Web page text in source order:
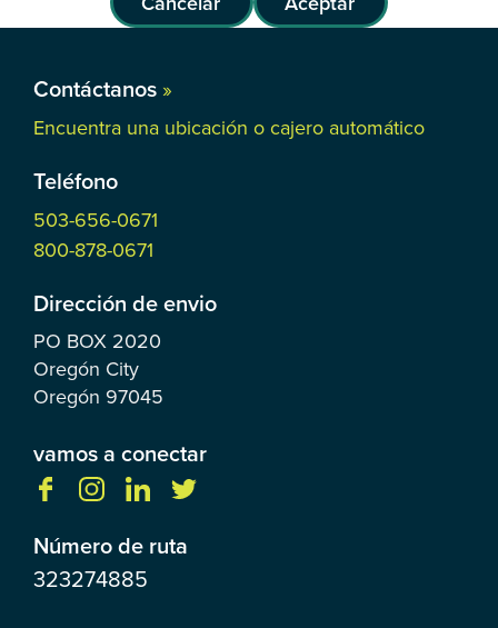
Contáctanos »
Encuentra una ubicación o cajero automático
Teléfono
503-656-0671
800-878-0671
Dirección de envio
PO BOX 2020
Oregón City
Oregón 97045
vamos a conectar
Número de ruta
323274885